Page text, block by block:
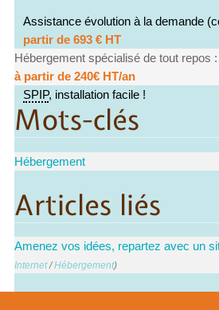
Assistance évolution à la demande
partir de 693 € HT
Hébergement spécialisé de tout repos :
à partir de 240€ HT/an
SPIP, installation facile !
Mots-clés
Hébergement
Articles liés
Amenez vos idées, repartez avec un
Internet/Hébergement)